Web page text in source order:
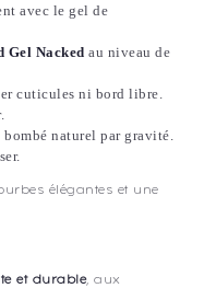
avec le gel de
Gel Nacked au niveau de
cuticules ni bord libre.
naturel par gravité.
élégantes et une
et durable, aux